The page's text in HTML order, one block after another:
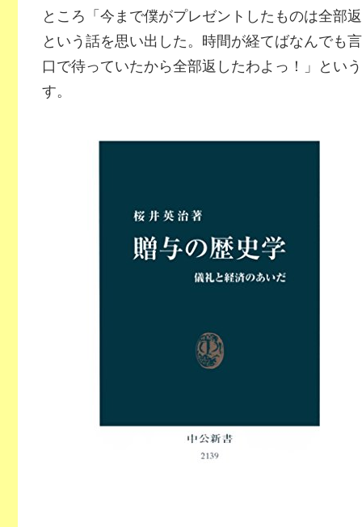
ところ「今まで僕がプレゼントしたものは全部
という話を思い出した。時間が経てばなんでも
口で待っていたから全部返したわよっ！」とい
す。